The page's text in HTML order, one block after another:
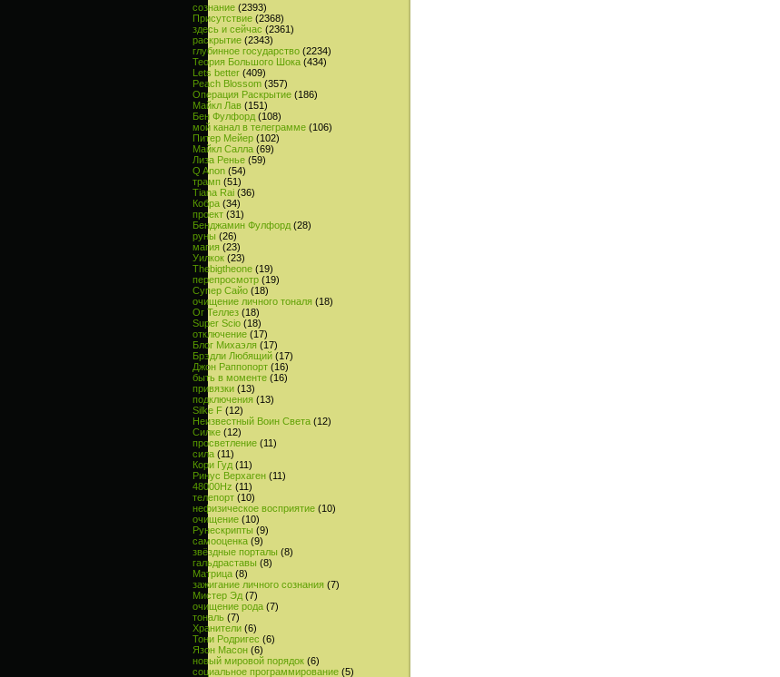
сознание (2393)
Присутствие (2368)
здесь и сейчас (2361)
раскрытие (2343)
глубинное государство (2234)
Теория Большого Шока (434)
Lets better (409)
Peach Blossom (357)
Операция Раскрытие (186)
Майкл Лав (151)
Бен Фулфорд (108)
мой канал в телеграмме (106)
Питер Мейер (102)
Майкл Салла (69)
Лиза Ренье (59)
Q Anon (54)
трамп (51)
Tiana Rai (36)
Кобра (34)
проект (31)
Бенджамин Фулфорд (28)
руны (26)
магия (23)
Уилкок (23)
Thebigtheone (19)
перепросмотр (19)
Супер Сайо (18)
очищение личного тоналя (18)
Ог Теллез (18)
Super Scio (18)
отключение (17)
Блог Михаэля (17)
Брэдли Любящий (17)
Джон Раппопорт (16)
быть в моменте (16)
привязки (13)
подключения (13)
Silke F (12)
Неизвестный Воин Света (12)
Силке (12)
просветление (11)
сила (11)
Кори Гуд (11)
Ринус Верхаген (11)
48000Hz (11)
телепорт (10)
нефизическое восприятие (10)
очищение (10)
Рунескрипты (9)
самооценка (9)
звёздные порталы (8)
гальдраставы (8)
Матрица (8)
зажигание личного сознания (7)
Мистер Эд (7)
очищение рода (7)
тональ (7)
Хранители (6)
Тони Родригес (6)
Язон Масон (6)
новый мировой порядок (6)
социальное программирование (5)